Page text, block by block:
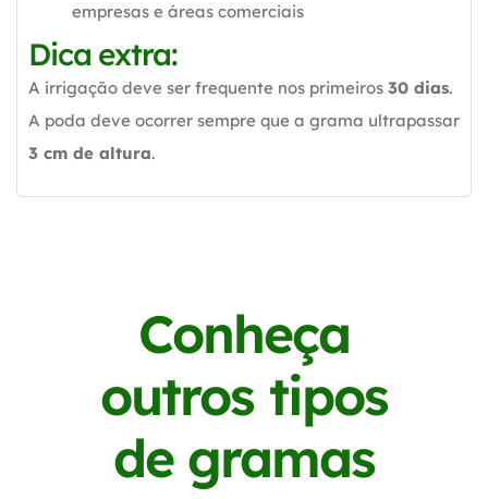
empresas e áreas comerciais
Dica extra:
A irrigação deve ser frequente nos primeiros 30 dias.
A poda deve ocorrer sempre que a grama ultrapassar
3 cm de altura.
Conheça
outros tipos
de gramas